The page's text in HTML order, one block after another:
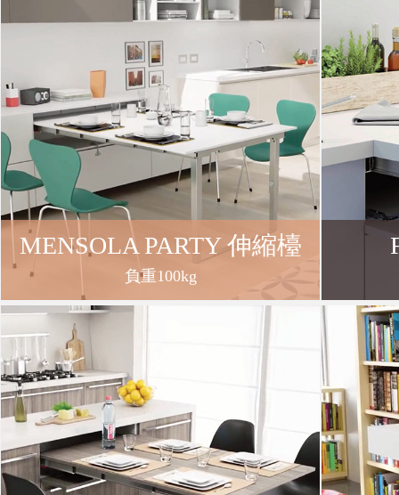
冊
免
責
聲
明
MENSOLA PARTY 伸縮檯
負重100kg